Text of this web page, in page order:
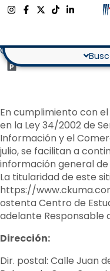
Compromiso y
En cumplimiento con
en la Ley 34/2002 de
Información y el
julio, se facilitan a
información general
La titularidad de este
https://
ostenta Centro de
adelante Responsable
Dirección:
Dir. postal: Calle Juan